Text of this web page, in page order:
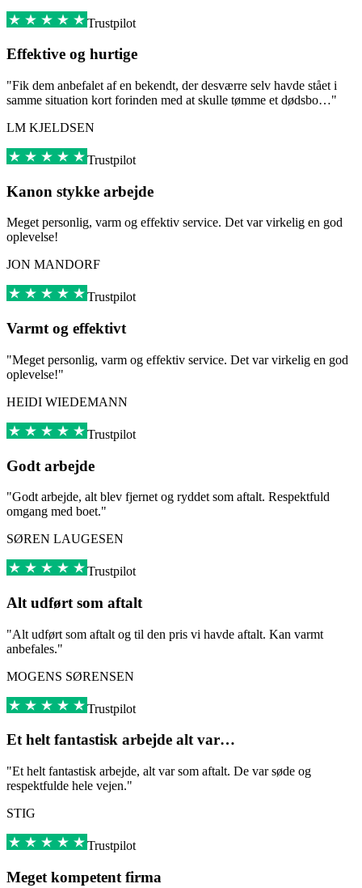
Trustpilot
Effektive og hurtige
"Fik dem anbefalet af en bekendt, der desværre selv havde stået i
samme situation kort forinden med at skulle tømme et dødsbo…"
LM KJELDSEN
Trustpilot
Kanon stykke arbejde
Meget personlig, varm og effektiv service. Det var virkelig en god
oplevelse!
JON MANDORF
Trustpilot
Varmt og effektivt
"Meget personlig, varm og effektiv service. Det var virkelig en god
oplevelse!"
HEIDI WIEDEMANN
Trustpilot
Godt arbejde
"Godt arbejde, alt blev fjernet og ryddet som aftalt. Respektfuld
omgang med boet."
SØREN LAUGESEN
Trustpilot
Alt udført som aftalt
"Alt udført som aftalt og til den pris vi havde aftalt. Kan varmt
anbefales."
MOGENS SØRENSEN
Trustpilot
Et helt fantastisk arbejde alt var…
"Et helt fantastisk arbejde, alt var som aftalt. De var søde og
respektfulde hele vejen."
STIG
Trustpilot
Meget kompetent firma